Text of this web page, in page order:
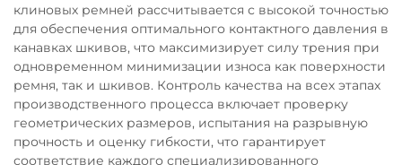
клиновых ремней рассчитывается с высокой точностью
для обеспечения оптимального контактного давления в
канавках шкивов, что максимизирует силу трения при
одновременном минимизации износа как поверхности
ремня, так и шкивов. Контроль качества на всех этапах
производственного процесса включает проверку
геометрических размеров, испытания на разрывную
прочность и оценку гибкости, что гарантирует
соответствие каждого специализированного